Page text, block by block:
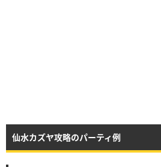
仙水カズヤ攻略のパーティ例